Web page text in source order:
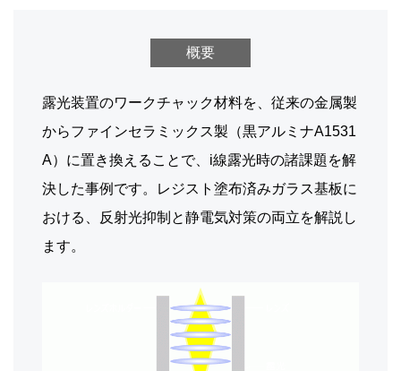
概要
露光装置のワークチャック材料を、従来の金属製
からファインセラミックス製（黒アルミナA1531
A）に置き換えることで、i線露光時の諸課題を解
決した事例です。レジスト塗布済みガラス基板に
おける、反射光抑制と静電気対策の両立を解説し
ます。